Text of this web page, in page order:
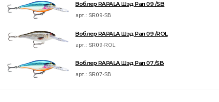
Воблер RAPALA Шэд Рап 09 /SB
арт.: SR09-SB
Воблер RAPALA Шэд Рап 09 /ROL
арт.: SR09-ROL
Воблер RAPALA Шэд Рап 07 /SB
арт.: SR07-SB